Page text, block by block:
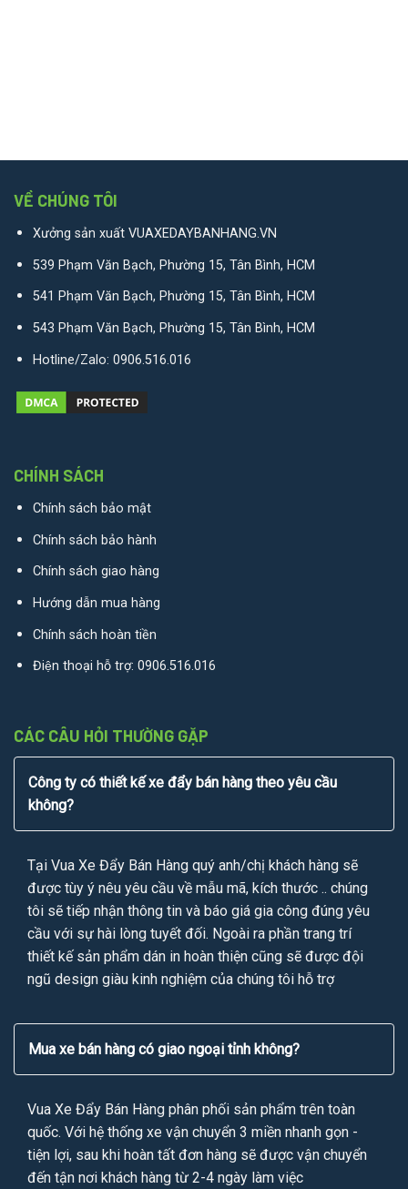
VỀ CHÚNG TÔI
Xưởng sản xuất VUAXEDAYBANHANG.VN
539 Phạm Văn Bạch, Phường 15, Tân Bình, HCM
541 Phạm Văn Bạch, Phường 15, Tân Bình, HCM
543 Phạm Văn Bạch, Phường 15, Tân Bình, HCM
Hotline/Zalo: 0906.516.016
CHÍNH SÁCH
Chính sách bảo mật
Chính sách bảo hành
Chính sách giao hàng
Hướng dẫn mua hàng
Chính sách hoàn tiền
Điện thoại hỗ trợ: 0906.516.016
CÁC CÂU HỎI THƯỜNG GẶP
Công ty có thiết kế xe đẩy bán hàng theo yêu cầu
không?
Tại Vua Xe Đẩy Bán Hàng quý anh/chị khách hàng sẽ
được tùy ý nêu yêu cầu về mẫu mã, kích thước .. chúng
tôi sẽ tiếp nhận thông tin và báo giá gia công đúng yêu
cầu với sự hài lòng tuyết đối. Ngoài ra phần trang trí
thiết kế sản phẩm dán in hoàn thiện cũng sẽ được đội
ngũ design giàu kinh nghiệm của chúng tôi hỗ trợ
Mua xe bán hàng có giao ngoại tỉnh không?
Vua Xe Đẩy Bán Hàng phân phối sản phẩm trên toàn
quốc. Với hệ thống xe vận chuyển 3 miền nhanh gọn -
tiện lợi, sau khi hoàn tất đơn hàng sẽ được vận chuyển
đến tận nơi khách hàng từ 2-4 ngày làm việc